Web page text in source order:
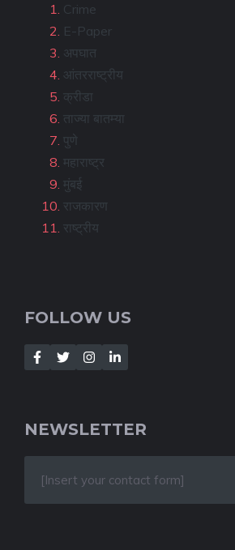
Crime
E-Paper
अपघात
आंतरराष्ट्रीय
क्रीडा
ताज्या बातम्या
पुणे
महाराष्ट्र
मुंबई
राजकारण
राष्ट्रीय
FOLLOW US
NEWSLETTER
[Insert your contact form]